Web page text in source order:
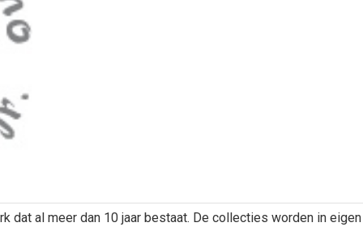
dat al meer dan 10 jaar bestaat. De collecties worden in